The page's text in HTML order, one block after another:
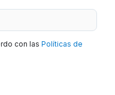
con lasPolíticas de